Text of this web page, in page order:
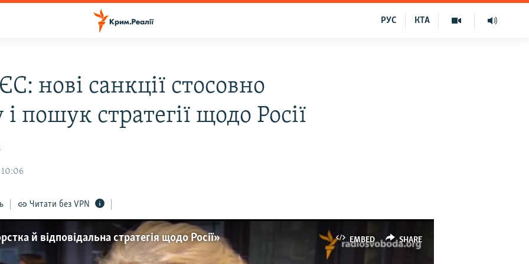
КТА
РУС
нові санкції стосовно
пошук стратегії щодо Росії
10:06
Читати без VPN
EMBED SHARE
й відповідальна стратегія щодо Росії»